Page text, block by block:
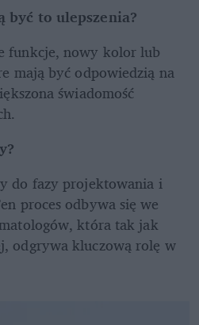
być to ulepszenia?
funkcje, nowy kolor lub
mają być odpowiedzią na
świadomość
do fazy projektowania i
proces odbywa się we
która tak jak
odgrywa kluczową rolę w